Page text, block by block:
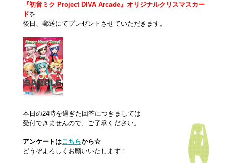
『初音ミク Project DIVA Arcade』オリジナルクリスマスカー
ドを
後日、郵送にてプレゼントさせていただきます。
本日の24時を過ぎた回答につきましては
受付できませんので、ご了承ください。
アンケートはこちらから☆
どうぞよろしくお願いいたします！